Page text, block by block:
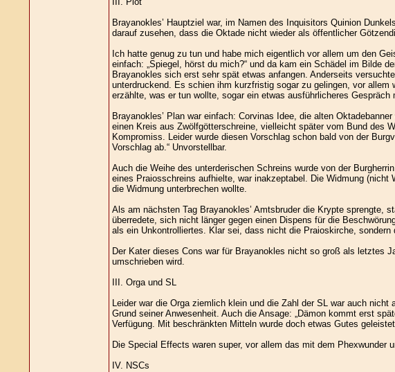
Brayanokles’ Hauptziel war, im Namen des Inquisitors Quinion
darauf zusehen, dass die Oktade nicht wieder als öffentlicher
Ich hatte genug zu tun und habe mich eigentlich vor allem um den
einfach: „Spiegel, hörst du mich?“ und da kam ein Schädel im Bilde
Brayanokles sich erst sehr spät etwas anfangen. Anderseits
unterdruckend. Es schien ihm kurzfristig sogar zu gelingen, vor
erzählte, was er tun wollte, sogar ein etwas ausführlicheres Gespräch
Brayanokles’ Plan war einfach: Corvinas Idee, die alten
einen Kreis aus Zwölfgötterschreine, vielleicht später vom Bund des
Kompromiss. Leider wurde diesen Vorschlag schon bald von der
Vorschlag ab.“ Unvorstellbar.
Auch die Weihe des unterderischen Schreins wurde von der
eines Praiosschreins aufhielte, war inakzeptabel. Die Widmung
die Widmung unterbrechen wollte.
Als am nächsten Tag Brayanokles’ Amtsbruder die Krypte sprengte,
überredete, sich nicht länger gegen einen Dispens für die
als ein Unkontrolliertes. Klar sei, dass nicht die Praioskirche,
Der Kater dieses Cons war für Brayanokles nicht so groß als letztes
umschrieben wird.
III. Orga und SL
Leider war die Orga ziemlich klein und die Zahl der SL war auch
Grund seiner Anwesenheit. Auch die Ansage: „Dämon kommt erst
Verfügung. Mit beschränkten Mitteln wurde doch etwas Gutes
Die Special Effects waren super, vor allem das mit dem Phexwunder
IV. NSCs